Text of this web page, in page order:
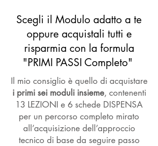
Scegli il Modulo adatto a te
oppure acquistali tutti e
risparmia con la formula
"PRIMI PASSI Completo"
Il mio consiglio è quello di acquistare
i primi sei moduli insieme, contenenti
13 LEZIONI e 6 schede DISPENSA
per un percorso completo mirato
all’acquisizione dell’approccio
tecnico di base da seguire passo